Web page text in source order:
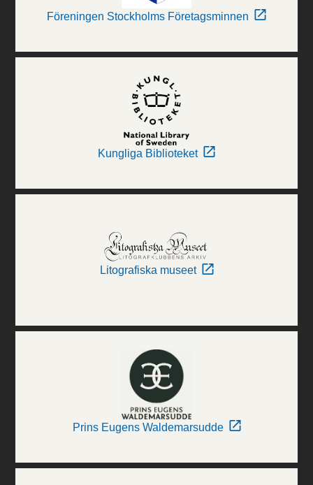
Föreningen Stockholms Företagsminnen
Kungliga Biblioteket
Litografiska museet
Prins Eugens Waldemarsudde